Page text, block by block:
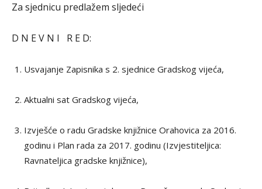
Za sjednicu predlažem sljedeći
D N E V N I R E D:
Usvajanje Zapisnika s 2. sjednice Gradskog vijeća,
Aktualni sat Gradskog vijeća,
Izvješće o radu Gradske knjižnice Orahovica za 2016.
godinu i Plan rada za 2017. godinu (Izvjestiteljica:
Ravnateljica gradske knjižnice),